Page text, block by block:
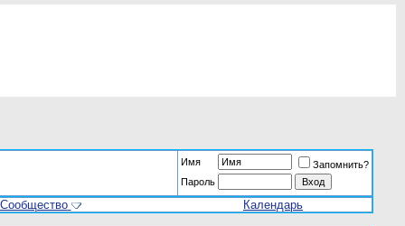
Имя
Запомнить?
Пароль
Сообщество Календарь